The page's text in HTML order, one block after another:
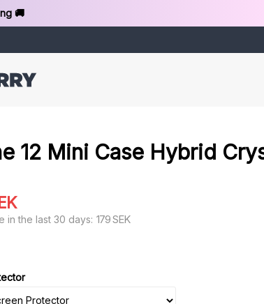
🚚
12 Mini Case Hybrid
in the last 30 days 179 SEK